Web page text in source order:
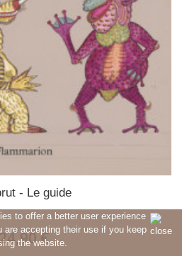
to offer a better user experience
are accepting their use if you keep
the website.
- Le guide
€